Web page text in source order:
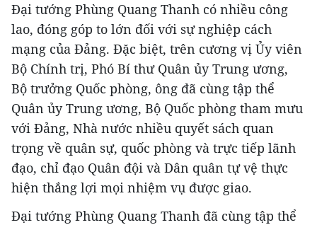
Đại tướng Phùng Quang Thanh có nhiều công
lao, đóng góp to lớn đối với sự nghiệp cách
mạng của Đảng. Đặc biệt, trên cương vị Ủy viên
Bộ Chính trị, Phó Bí thư Quân ủy Trung ương,
Bộ trưởng Quốc phòng, ông đã cùng tập thể
Quân ủy Trung ương, Bộ Quốc phòng tham mưu
với Đảng, Nhà nước nhiều quyết sách quan
trọng về quân sự, quốc phòng và trực tiếp lãnh
đạo, chỉ đạo Quân đội và Dân quân tự vệ thực
hiện thắng lợi mọi nhiệm vụ được giao.
Đại tướng Phùng Quang Thanh đã cùng tập thể